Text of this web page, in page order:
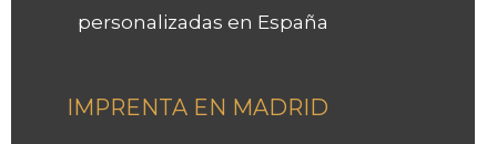
personalizadas en España
IMPRENTA EN MADRID